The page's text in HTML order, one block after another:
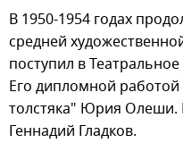
В 1950-1954 годах
средней
поступил в
Его дипломной работой
толстяка" Юрия Олеши.
Геннадий Гладков.